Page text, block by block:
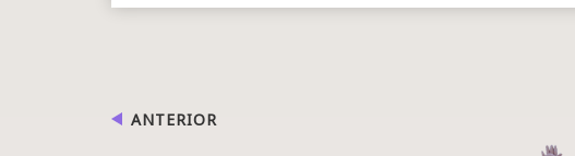
ANTERIOR